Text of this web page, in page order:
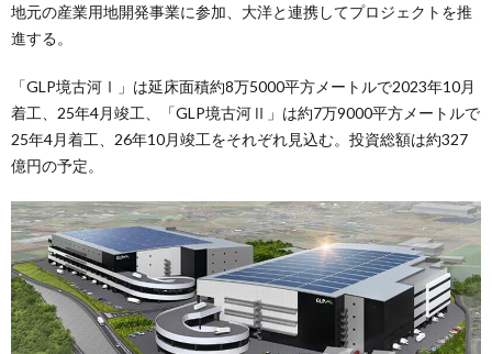
地元の産業用地開発事業に参加、大洋と連携してプロジェクトを推
進する。
「GLP境古河Ⅰ」は延床面積約8万5000平方メートルで2023年10月
着工、25年4月竣工、「GLP境古河Ⅱ」は約7万9000平方メートルで
25年4月着工、26年10月竣工をそれぞれ見込む。投資総額は約327
億円の予定。